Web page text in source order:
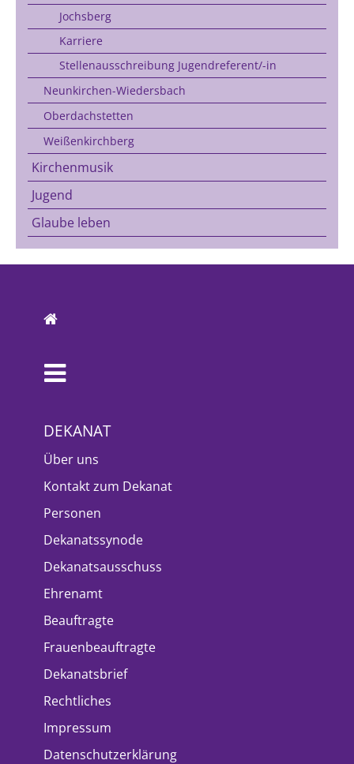
Jochsberg
Karriere
Stellenausschreibung Jugendreferent/-in
Neunkirchen-Wiedersbach
Oberdachstetten
Weißenkirchberg
Kirchenmusik
Jugend
Glaube leben
DEKANAT
Über uns
Kontakt zum Dekanat
Personen
Dekanatssynode
Dekanatsausschuss
Ehrenamt
Beauftragte
Frauenbeauftragte
Dekanatsbrief
Rechtliches
Impressum
Datenschutzerklärung